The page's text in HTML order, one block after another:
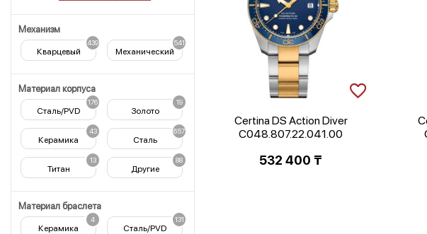
Механизм
439
Кварцевый
541
Механический
Материал корпуса
176
Сталь/PVD
19
Золото
43
Керамика
657
Сталь
13
Титан
88
Другие
Материал браслета
4
Керамика
131
Сталь/PVD
Certina DS Action Diver
C048.807.22.041.00
532 400 ₸